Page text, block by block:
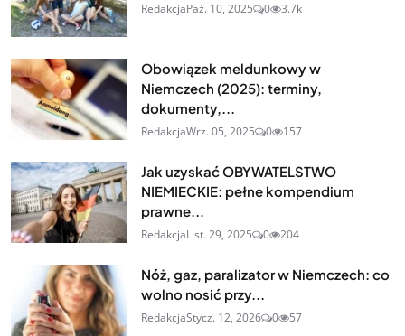
RedakcjaPaź. 10, 2025 0 3.7k
Obowiązek meldunkowy w
Niemczech (2025): terminy,
dokumenty,...
RedakcjaWrz. 05, 2025 0 157
Jak uzyskać OBYWATELSTWO
NIEMIECKIE: pełne kompendium
prawne...
RedakcjaList. 29, 2025 0 204
Nóż, gaz, paralizator w Niemczech: co
wolno nosić przy...
RedakcjaStycz. 12, 2026 0 57